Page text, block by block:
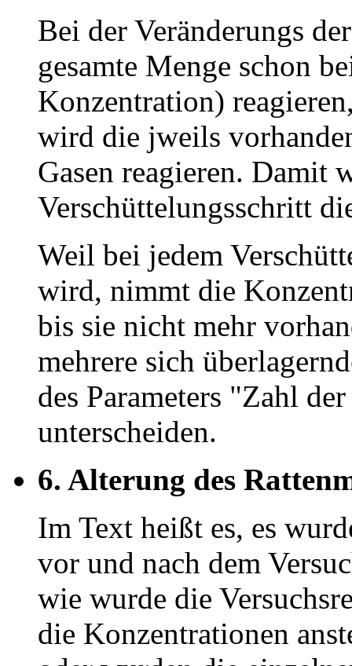
Bei der Veränderungs
gesamte Menge schon
Konzentration)
wird die jweils
Gasen reagieren. Damit
Verschüttelungsschritt
Weil bei jedem
wird, nimmt die
bis sie nicht mehr
mehrere sich
des Parameters "Zahl
unterscheiden.
6. Alterung des
Im Text heißt es, es
vor und nach dem
wie wurde die
die Konzentrationen